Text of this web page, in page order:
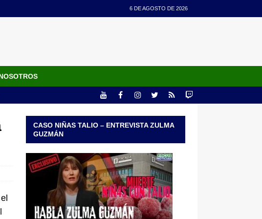
6 DE AGOSTO DE 2026
CASO NIÑAS TALIO – ENTREVISTA ZULMA
GUZMÁN